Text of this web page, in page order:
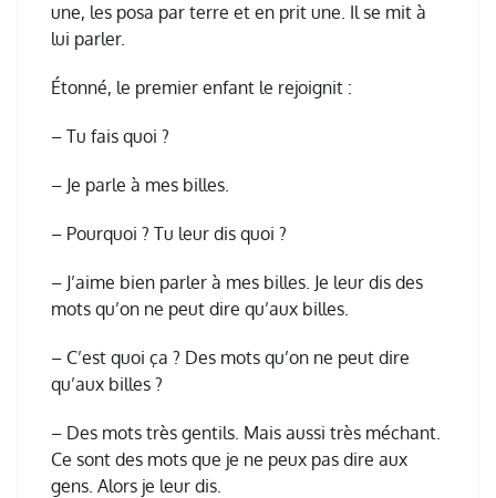
une, les posa par terre et en prit une. Il se mit à
lui parler.
Étonné, le premier enfant le rejoignit :
– Tu fais quoi ?
– Je parle à mes billes.
– Pourquoi ? Tu leur dis quoi ?
– J’aime bien parler à mes billes. Je leur dis des
mots qu’on ne peut dire qu’aux billes.
– C’est quoi ça ? Des mots qu’on ne peut dire
qu’aux billes ?
– Des mots très gentils. Mais aussi très méchant.
Ce sont des mots que je ne peux pas dire aux
gens. Alors je leur dis.